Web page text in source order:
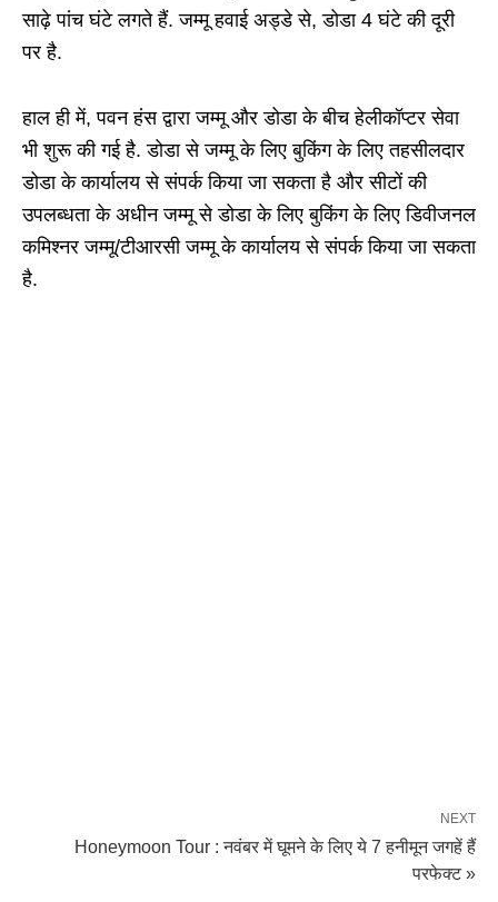
साढ़े पांच घंटे लगते हैं. जम्मू हवाई अड्डे से, डोडा 4 घंटे की दूरी
पर है.
हाल ही में, पवन हंस द्वारा जम्मू और डोडा के बीच हेलीकॉप्टर सेवा
भी शुरू की गई है. डोडा से जम्मू के लिए बुकिंग के लिए तहसीलदार
डोडा के कार्यालय से संपर्क किया जा सकता है और सीटों की
उपलब्धता के अधीन जम्मू से डोडा के लिए बुकिंग के लिए डिवीजनल
कमिश्नर जम्मू/टीआरसी जम्मू के कार्यालय से संपर्क किया जा सकता
है.
NEXT
Honeymoon Tour : नवंबर में घूमने के लिए ये 7 हनीमून जगहें हैं
परफेक्ट »